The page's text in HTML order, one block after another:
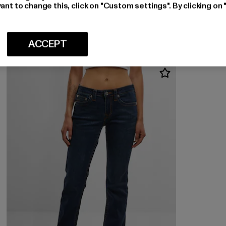
JENNIE MID RISE CURVY
to change this, click on "Custom settings". By clicking
ACCEPT